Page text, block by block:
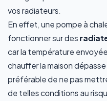
vos radiateurs.
En effet, une pompe à
fonctionner sur des
car la température
chauffer la maison
préférable de ne pas
de telles conditions au